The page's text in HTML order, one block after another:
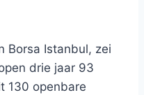
Borsa Istanbul, zei
drie jaar 93
130 openbare